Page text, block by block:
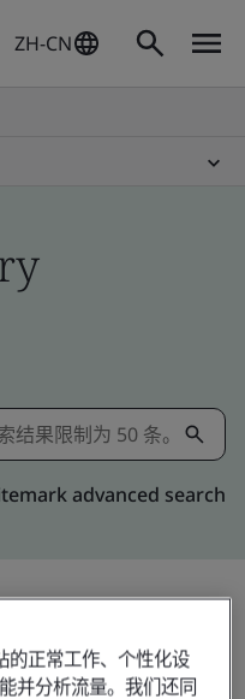
ZH-CN
advanced search
分享:
的正常工作、个性化设
并分析流量。我们还同